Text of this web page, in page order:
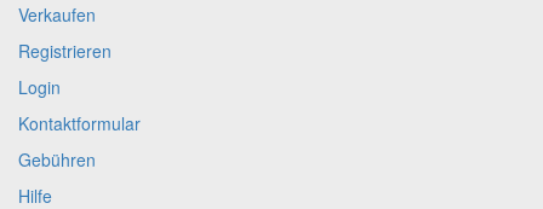
Verkaufen
Registrieren
Login
Kontaktformular
Gebühren
Hilfe